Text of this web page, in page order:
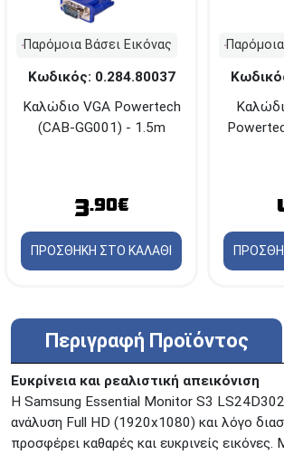
Παρόμοια Βάσει Εικόνας
Κωδικός: 0.284.80037
Καλώδιο VGA Powertech
(CAB-GG001) - 1.5m
3.90€
ΠΡΟΣΘΗΚΗ ΣΤΟ ΚΑΛΑΘΙ
Περιγραφή Προϊόντος
Ευκρίνεια και ρεαλιστική απεικόνιση
Η Samsung Essential Monitor S3
ανάλυση Full HD (1920x1080) και λόγο
προσφέρει καθαρές και ευκρινείς εικόνες.